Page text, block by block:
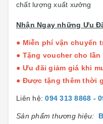
chất lượng xuất xưởng
Nhận Ngay những Ưu
● Miễn phí vận chuyển
● Tặng voucher cho lần
● Ưu đãi giảm giá khi
● Được tặng thêm thời
Liên hệ:094 313 8868 -
Sản phẩm thương hiệu: